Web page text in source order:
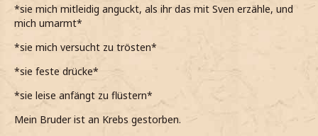
*während der Umarmung leise flüstere*
*beschließe ihm dann auch die Wahrheit zu erzählen, als
er nach mir fragt, wieso so traurig bin*
*sie mich mitleidig anguckt, als ihr das mit Sven erzähle, und
mich umarmt*
*sie mich versucht zu trösten*
*sie feste drücke*
*sie leise anfängt zu flüstern*
Mein Bruder ist an Krebs gestorben.